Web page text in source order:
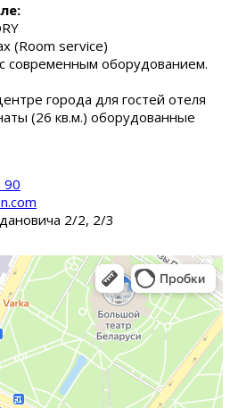
(Room service)
современным оборудованием.
города для гостей отеля
(26 кв.м.) оборудованные
90
2/2, 2/3